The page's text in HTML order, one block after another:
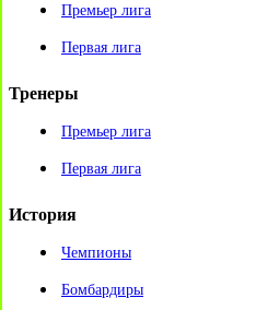
Премьер лига
Первая лига
Тренеры
Премьер лига
Первая лига
История
Чемпионы
Бомбардиры